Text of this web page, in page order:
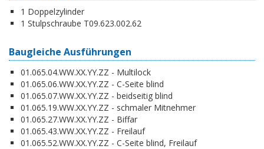
1 Doppelzylinder
1 Stulpschraube T09.623.002.62
Baugleiche Ausführungen
01.065.04.WW.XX.YY.ZZ - Multilock
01.065.06.WW.XX.YY.ZZ - C-Seite blind
01.065.07.WW.XX.YY.ZZ - beidseitig blind
01.065.19.WW.XX.YY.ZZ - schmaler Mitnehmer
01.065.27.WW.XX.YY.ZZ - Biffar
01.065.43.WW.XX.YY.ZZ - Freilauf
01.065.52.WW.XX.YY.ZZ - C-Seite blind, Freilauf